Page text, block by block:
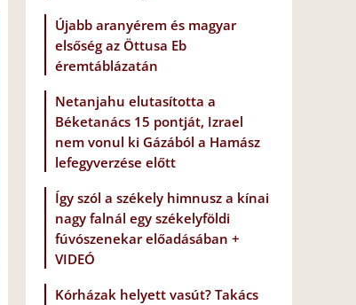
Újabb aranyérem és magyar
elsőség az Öttusa Eb
éremtáblázatán
Netanjahu elutasította a
Béketanács 15 pontját, Izrael
nem vonul ki Gázából a Hamász
lefegyverzése előtt
Így szól a székely himnusz a kínai
nagy falnál egy székelyföldi
fúvószenekar előadásában +
VIDEÓ
Kórházak helyett vasút? Takács